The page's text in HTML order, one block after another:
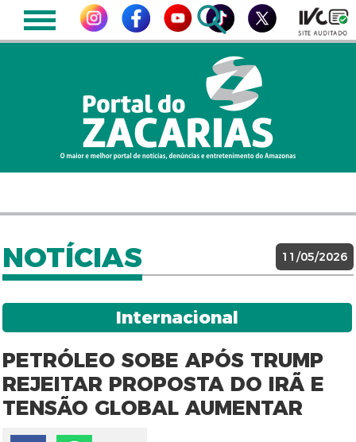
NOTÍCIAS 11/05/2026
Internacional
PETRÓLEO SOBE APÓS TRUMP
REJEITAR PROPOSTA DO IRÃ E
TENSÃO GLOBAL AUMENTAR